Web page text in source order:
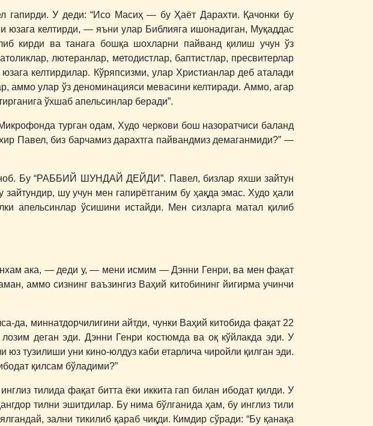
гапирди. У деди: “Исо Масиҳ ― бу Ҳаёт Дарахти. Қачонки бу
келтирди, ― яъни улар Библияга ишонадиган, Муқаддас
кирди ва танага бошқа шохларни пайванд қилиш учун ўз
лютеранлар, методистлар, баптистлар, пресвитерлар
келтирдилар. Кўряпсизми, улар Христианлар деб аталади
аммо улар ўз деноминацияси мевасини келтиради. Аммо, агар
ўхшаб апельсинлар беради”.
турган одам, Худо черкови бош назоратчиси баланд
Павел, биз барчамиз дарахтга пайвандмиз демаганмиди?” ―
Бу “РАББИЙ ШУНДАЙ ДЕЙДИ”. Павел, бизлар яхши зайтун
шу учун мен гапирётганим бу ҳақда эмас. Худо ҳали
апельсинлар ўсишини истайди. Мен сизларга матал қилиб
ака, ― деди у, ― мени исмим ― Дэнни Генри, ва мен фақат
аммо сизнинг ваъзингиз Ваҳий китобининг йигирма учинчи
да, миннатдорчилигини айтди, чунки Ваҳий китобида фақат 22
деган эди. Дэнни Генри костюмда ва оқ кўйлакда эди. У
юз тузилиши уни кино-юлдуз каби етарлича чиройли қилган эди.
қилсам бўладими?”
тилида фақат битта ёки иккита гап билан ибодат қилди. У
тилни эшитдилар. Бу нима бўлганида ҳам, бу инглиз тили
зални тикилиб қараб чиқди. Кимдир сўради: “Бу қанақа